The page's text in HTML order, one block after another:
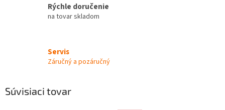
Rýchle doručenie
na tovar skladom
Servis
Záručný a pozáručný
Súvisiaci tovar